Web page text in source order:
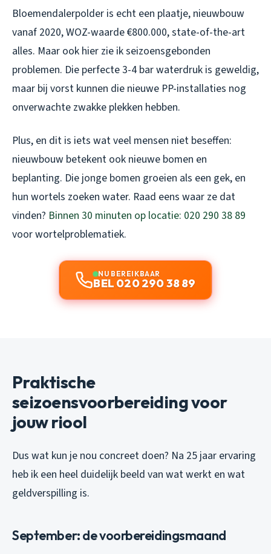
Bloemendalerpolder is echt een plaatje, nieuwbouw
vanaf 2020, WOZ-waarde €800.000, state-of-the-art
alles. Maar ook hier zie ik seizoensgebonden
problemen. Die perfecte 3-4 bar waterdruk is geweldig,
maar bij vorst kunnen die nieuwe PP-installaties nog
onverwachte zwakke plekken hebben.
Plus, en dit is iets wat veel mensen niet beseffen:
nieuwbouw betekent ook nieuwe bomen en
beplanting. Die jonge bomen groeien als een gek, en
hun wortels zoeken water. Raad eens waar ze dat
vinden? Binnen 30 minuten op locatie: 020 290 38 89
voor wortelproblematiek.
NU BEREIKBAAR
BEL 020 290 38 89
Praktische
seizoensvoorbereiding voor
jouw riool
Dus wat kun je nou concreet doen? Na 25 jaar ervaring
heb ik een heel duidelijk beeld van wat werkt en wat
geldverspilling is.
September: de voorbereidingsmaand